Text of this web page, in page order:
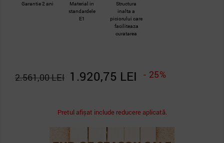
Garantie 2 ani
Material in
standardele
E1
Structura
inalta a
piciorului care
faciliteaza
curatarea
1.920,75 LEI - 25%
2.561,00 LEI
Pretul afișat include reducere aplicată.